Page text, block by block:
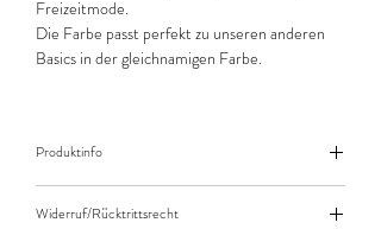
Freizeitmode.
Die Farbe passt perfekt zu unseren anderen
Basics in der gleichnamigen Farbe.
Produktinfo
10cm (0,1m) Länge des Stoffes.
Widerruf/Rücktrittsrecht